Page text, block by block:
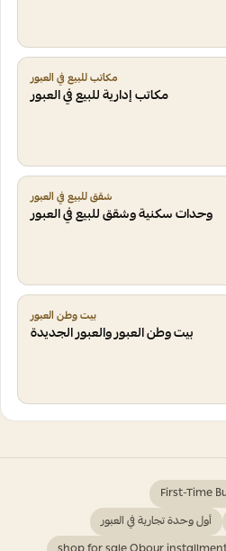
مكاتب للبيع في العبور
مكاتب إدارية للبيع في العبور
شقق للبيع في العبور
وحدات سكنية وشقق للبيع في العبور
بيت وطن العبور
بيت وطن العبور والعبور الجديدة
First-Time
أول وحدة تجارية في العبور